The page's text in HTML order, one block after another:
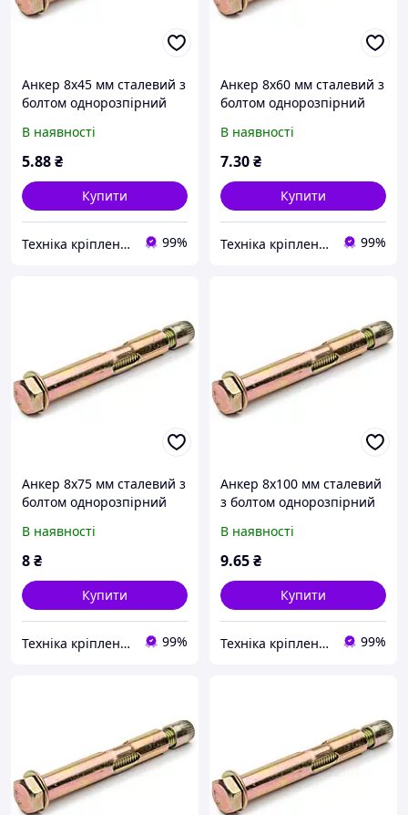
Анкер 8х45 мм сталевий з
болтом однорозпірний
В наявності
5.88₴
Купити
Техніка кріплення "Метрекс Київ" 99%
Анкер 8х60 мм сталевий з
болтом однорозпірний
В наявності
7.30₴
Купити
Техніка кріплення "Метрекс Київ" 99%
Анкер 8х75 мм сталевий з
болтом однорозпірний
В наявності
8₴
Купити
Техніка кріплення "Метрекс Київ" 99%
Анкер 8х100 мм сталевий
з болтом однорозпірний
В наявності
9.65₴
Купити
Техніка кріплення "Метрекс Київ" 99%